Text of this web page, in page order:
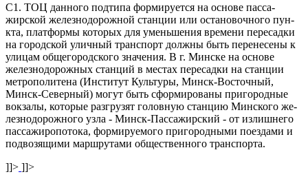
С1. ТОЦ данного подтипа формируется на основе пасса­
жирской железнодорожной станции или остановочного пун­
кта, платформы которых для уменьшения времени пересадки
на городской уличный транспорт должны быть перенесены к
улицам общегородского значения. В г. Минске на основе
железнодорожных станций в местах пересадки на станции
метрополитена (Институт Культуры, Минск-Восточный,
Минск-Северный) могут быть сформированы пригородные
вокзалы, которые разгрузят головную станцию Минского же­
лезнодорожного узла - Минск-Пассажирский - от излишнего
пассажиропотока, формируемого пригородными поездами и
подвозящими маршрутами общественного транспорта.
]]> ]]>